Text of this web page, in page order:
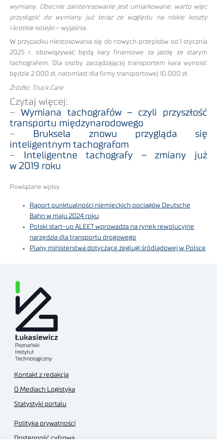
wymiany. Obecnie zainteresowanie jest umiarkowane, warto więc
przystąpić do wymiany już teraz ze względu na niskie koszty
i krótkie kolejki– wyjaśnia.
W przypadku niestosowania się do nowych przepisów od 1 stycznia
2025 r. obowiązywać będą kary finansowe za jazdę ze starym
tachografem. Dla osoby zarządzającej transportem kara wynosić
będzie 2.000 zł, natomiast dla firmy transportowej 10.000 zł.
Źródło: Truck Care
Czytaj więcej:
– Wymiana tachografów – czyli przyszłość
transportu międzynarodowego
–
Bruksela znowu przygląda się
inteligentnym tachografom
–
Inteligentne tachografy – zmiany już
w 2019 roku
Powiązane wpisy:
Raport punktualności niemieckich pociągów Deutsche
Bahn w maju 2024 roku
Polski start-up ALEET wprowadza na rynek rewolucyjne
narzędzia dla transportu drogowego
Plany ministerstwa dotyczące żeglugi śródlądowej w Polsce
Kontakt z redakcją
O Mediach Logistyka
Statystyki portalu
Polityka prywatności
Dostępność cyfrowa